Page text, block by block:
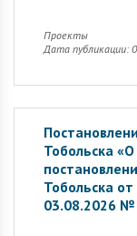
Проекты
Дата публикации:
Тобольска
Тобольска
03.08.2026 №